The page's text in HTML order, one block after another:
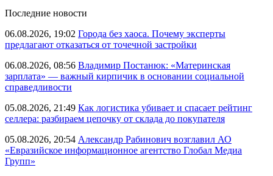
Последние новости
06.08.2026, 19:02 Города без хаоса. Почему эксперты
предлагают отказаться от точечной застройки
06.08.2026, 08:56 Владимир Постанюк: «Материнская
зарплата» — важный кирпичик в основании социальной
справедливости
05.08.2026, 21:49 Как логистика убивает и спасает рейтинг
селлера: разбираем цепочку от склада до покупателя
05.08.2026, 20:54 Александр Рабинович возглавил АО
«Евразийское информационное агентство Глобал Медиа
Групп»